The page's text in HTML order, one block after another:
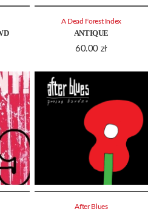
ANTIQUE
60.00 zł
A Dead Forest Index
After Blues